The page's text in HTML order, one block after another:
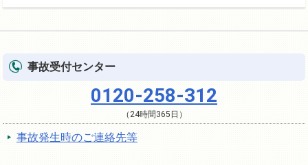
事故受付センター
0120-258-312
（24時間365日）
事故発生時のご連絡先等